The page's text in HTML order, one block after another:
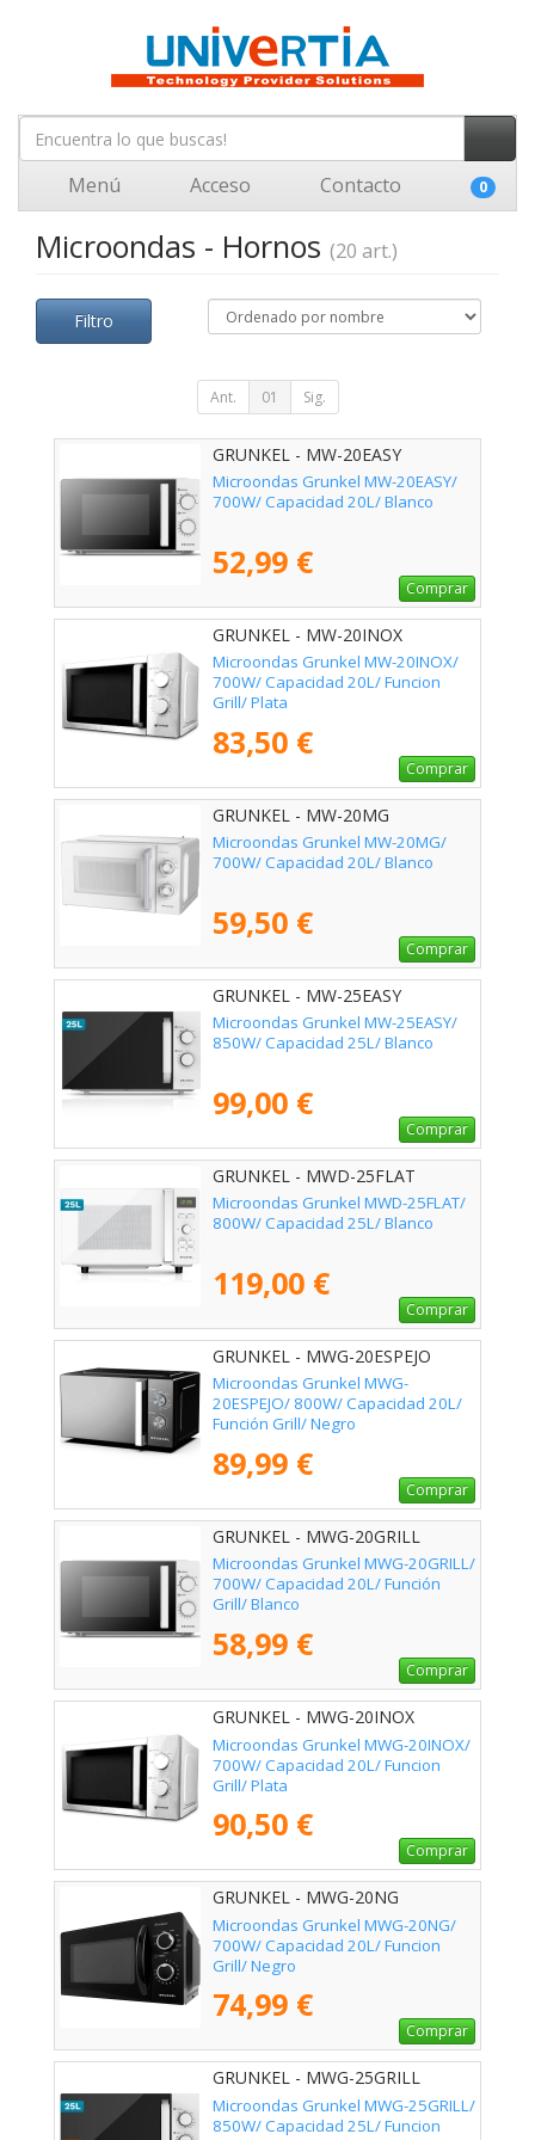
Menú Acceso Contacto 0
Microondas - Hornos (20 art.)
Filtro
Ant. 01 Sig.
GRUNKEL - MW-20EASY
Microondas Grunkel MW-20EASY/
700W/ Capacidad 20L/ Blanco
52,99 €
Comprar
GRUNKEL - MW-20INOX
Microondas Grunkel MW-20INOX/
700W/ Capacidad 20L/ Funcion
Grill/ Plata
83,50 €
Comprar
GRUNKEL - MW-20MG
Microondas Grunkel MW-20MG/
700W/ Capacidad 20L/ Blanco
59,50 €
Comprar
GRUNKEL - MW-25EASY
Microondas Grunkel MW-25EASY/
850W/ Capacidad 25L/ Blanco
99,00 €
Comprar
GRUNKEL - MWD-25FLAT
Microondas Grunkel MWD-25FLAT/
800W/ Capacidad 25L/ Blanco
119,00 €
Comprar
GRUNKEL - MWG-20ESPEJO
Microondas Grunkel MWG-
20ESPEJO/ 800W/ Capacidad 20L/
Función Grill/ Negro
89,99 €
Comprar
GRUNKEL - MWG-20GRILL
Microondas Grunkel MWG-20GRILL/
700W/ Capacidad 20L/ Función
Grill/ Blanco
58,99 €
Comprar
GRUNKEL - MWG-20INOX
Microondas Grunkel MWG-20INOX/
700W/ Capacidad 20L/ Funcion
Grill/ Plata
90,50 €
Comprar
GRUNKEL - MWG-20NG
Microondas Grunkel MWG-20NG/
700W/ Capacidad 20L/ Funcion
Grill/ Negro
74,99 €
Comprar
GRUNKEL - MWG-25GRILL
Microondas Grunkel MWG-25GRILL/
850W/ Capacidad 25L/ Funcion